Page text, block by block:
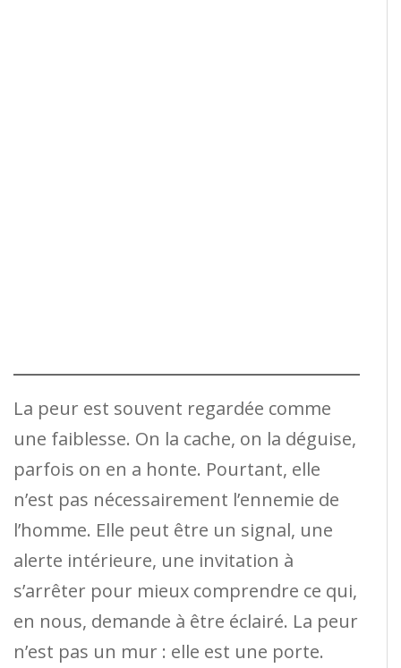
La peur est souvent regardée comme
une faiblesse. On la cache, on la déguise,
parfois on en a honte. Pourtant, elle
n’est pas nécessairement l’ennemie de
l’homme. Elle peut être un signal, une
alerte intérieure, une invitation à
s’arrêter pour mieux comprendre ce qui,
en nous, demande à être éclairé. La peur
n’est pas un mur : elle est une porte.